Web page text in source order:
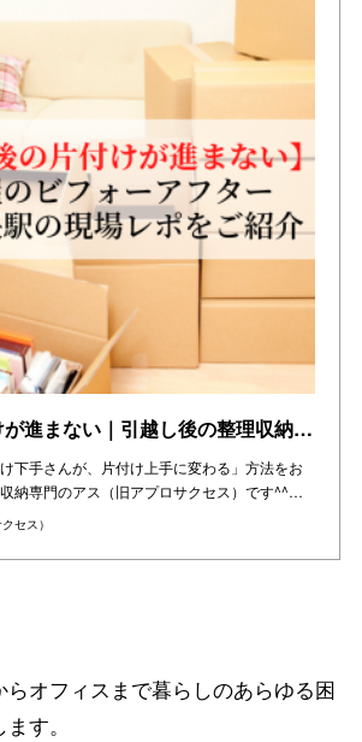
引越し後片付けが進まない｜引越し後の整理収納ビフォーアフター（千里中央駅・現場レポ）をご紹介
下手さんが、片付け上手に変わる」方法をお
納専門のアス（旧アプロサクセス）です^^…
セス）
オフィスまで暮らしのあらゆる困
す。